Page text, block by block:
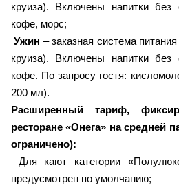
круиза). Включены напитки без
кофе, морс;
Ужин – заказная система
круиза). Включены напитки без
кофе. По запросу гостя:
200 мл).
Расширенный тариф,
ресторане «Онега» на средней
ограничено):
Для кают категории
предусмотрен по умолчанию;